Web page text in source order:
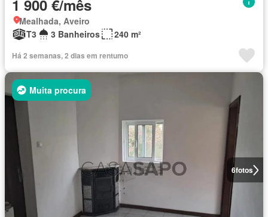
1 900 €/mês
Mealhada, Aveiro
T3
3 Banheiros 240 m²
Há 2 semanas, 2 dias em rentumo
6fotos
Muita procura